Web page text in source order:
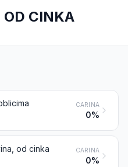
OD CINKA
CARINA
0%
od cinka CARINA
0%